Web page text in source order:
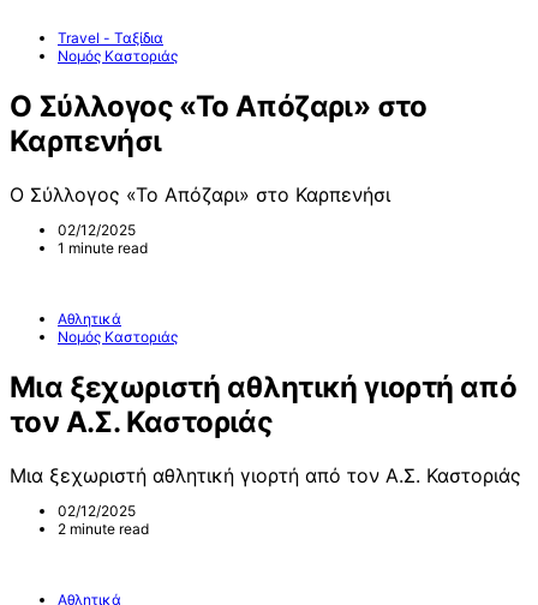
Travel - Ταξίδια
Νομός Καστοριάς
Ο Σύλλογος «Το Απόζαρι» στο
Καρπενήσι
Ο Σύλλογος «Το Απόζαρι» στο Καρπενήσι
02/12/2025
1 minute read
Αθλητικά
Νομός Καστοριάς
Μια ξεχωριστή αθλητική γιορτή από
τον Α.Σ. Καστοριάς
Μια ξεχωριστή αθλητική γιορτή από τον Α.Σ. Καστοριάς
02/12/2025
2 minute read
Αθλητικά